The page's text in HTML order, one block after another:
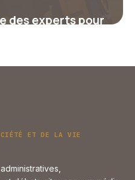
des experts pour
ET DE LA VIE